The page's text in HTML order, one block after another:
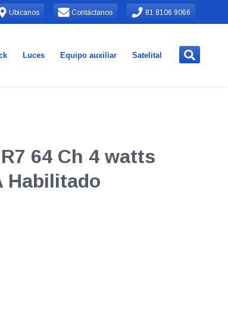
Ubícanos Contáctanos 81 8106 9066
Luces Equipo auxiliar Satelital
64 Ch 4 watts
Habilitado